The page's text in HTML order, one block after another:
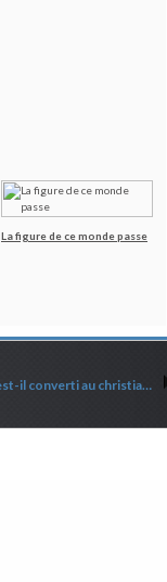
La figure de ce monde passe
Un prince koweïtien s'est-il converti au christianisme ?